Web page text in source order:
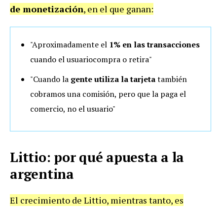
de monetización, en el que ganan:
"Aproximadamente el 1% en las transacciones
cuando el usuariocompra o retira"
"Cuando la gente utiliza la tarjetatambién
cobramos una comisión, pero que la paga el
comercio, no el usuario"
Littio: por qué apuesta a la
argentina
El crecimiento de Littio, mientras tanto, es